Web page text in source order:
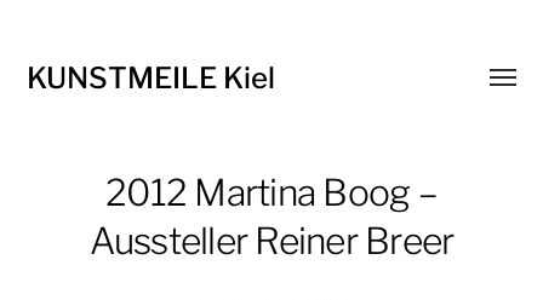
KUNSTMEILE Kiel
Menü
2012 Martina Boog –
Aussteller Reiner Breer